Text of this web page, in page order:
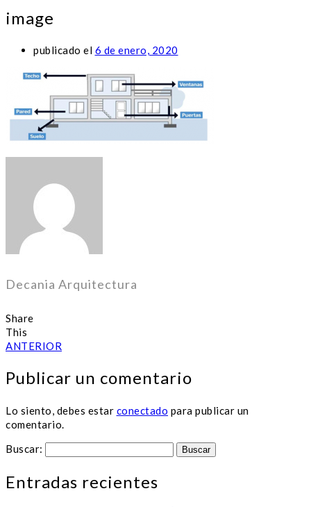
image
publicado el 6 de enero, 2020
Decania Arquitectura
Share
This
ANTERIOR
Publicar un comentario
Lo siento, debes estar conectado para publicar un
comentario.
Buscar:
Entradas recientes